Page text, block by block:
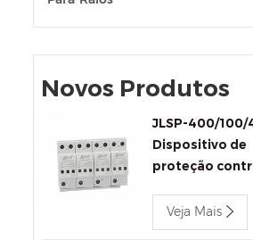
Novos Produtos
JLSP-400/100/
Dispositivo de
proteção
400V 100kA
Veja Mais